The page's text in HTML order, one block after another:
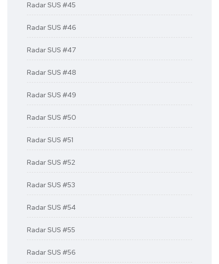
Radar SUS #45
Radar SUS #46
Radar SUS #47
Radar SUS #48
Radar SUS #49
Radar SUS #50
Radar SUS #51
Radar SUS #52
Radar SUS #53
Radar SUS #54
Radar SUS #55
Radar SUS #56